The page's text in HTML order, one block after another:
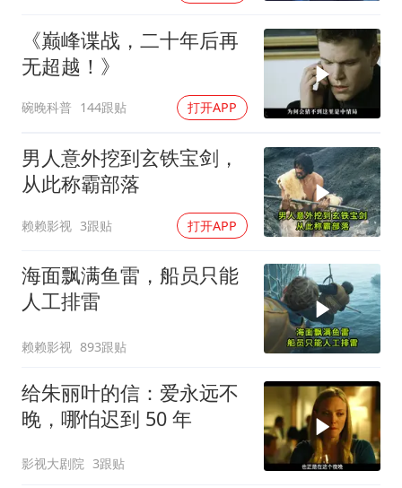
《巅峰谍战，二十年后再
无超越！》
碗晚科普 144跟贴 打开APP
男人意外挖到玄铁宝剑，
从此称霸部落
赖赖影视 3跟贴 打开APP
海面飘满鱼雷，船员只能
人工排雷
赖赖影视 893跟贴
给朱丽叶的信：爱永远不
晚，哪怕迟到 50 年
影视大剧院 3跟贴